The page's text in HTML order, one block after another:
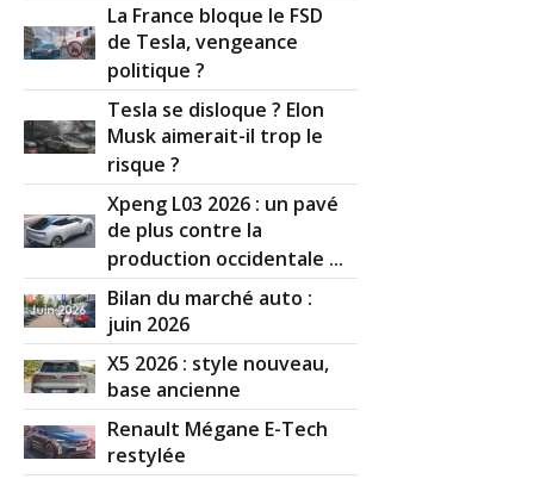
La France bloque le FSD
de Tesla, vengeance
politique ?
Tesla se disloque ? Elon
Musk aimerait-il trop le
risque ?
Xpeng L03 2026 : un pavé
de plus contre la
production occidentale ...
Bilan du marché auto :
juin 2026
X5 2026 : style nouveau,
base ancienne
Renault Mégane E-Tech
restylée